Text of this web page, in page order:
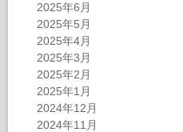
2025年6月
2025年5月
2025年4月
2025年3月
2025年2月
2025年1月
2024年12月
2024年11月